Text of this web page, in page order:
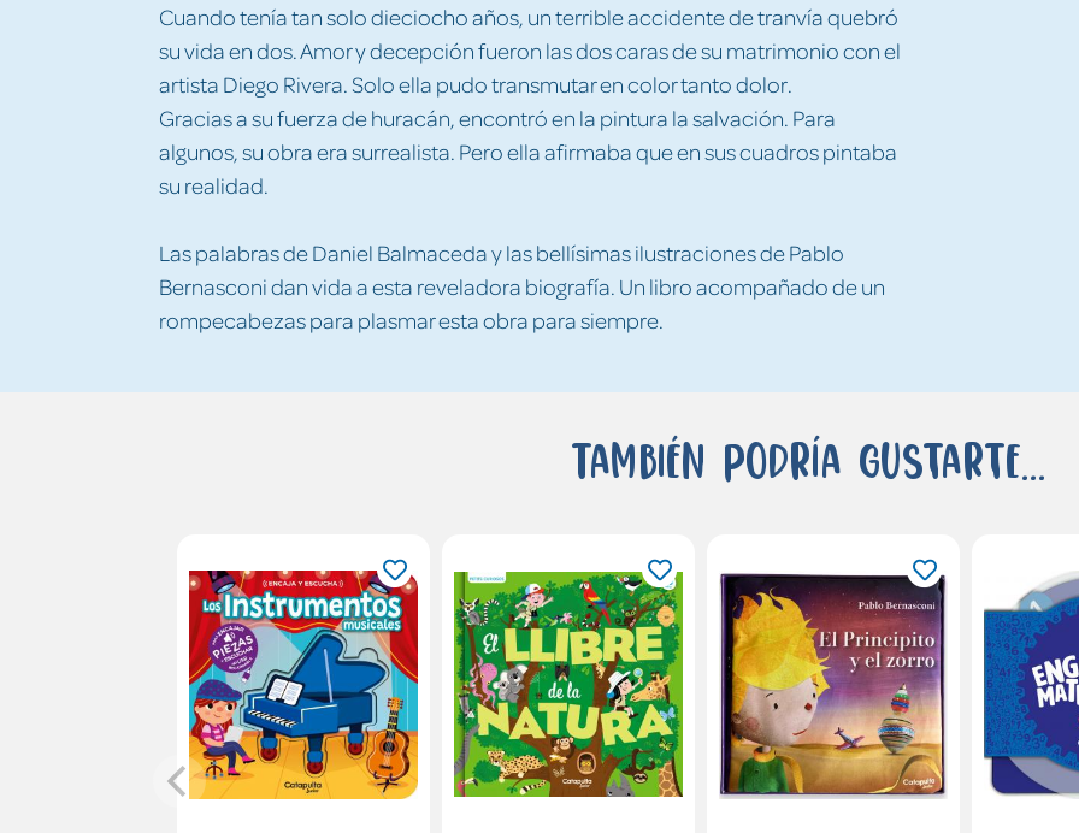
Cuando tenía tan solo dieciocho años, un terrible accidente de tranvía quebró
su vida en dos. Amor y decepción fueron las dos caras de su matrimonio con el
artista Diego Rivera. Solo ella pudo transmutar en color tanto dolor.
Gracias a su fuerza de huracán, encontró en la pintura la salvación. Para
algunos, su obra era surrealista. Pero ella afirmaba que en sus cuadros pintaba
su realidad.
Las palabras de Daniel Balmaceda y las bellísimas ilustraciones de Pablo
Bernasconi dan vida a esta reveladora biografía. Un libro acompañado de un
rompecabezas para plasmar esta obra para siempre.
También podría gustarte...